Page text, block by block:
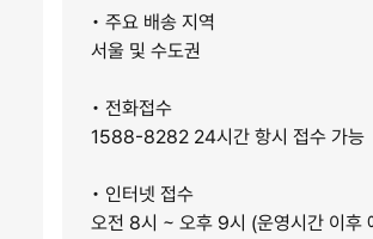
• 주요 배송 지역
서울 및 수도권
• 전화접수
1588-8282 24시간 항시 접수 가능
• 인터넷 접수
오전 8시 ~ 오후 9시 (운영시간 이후